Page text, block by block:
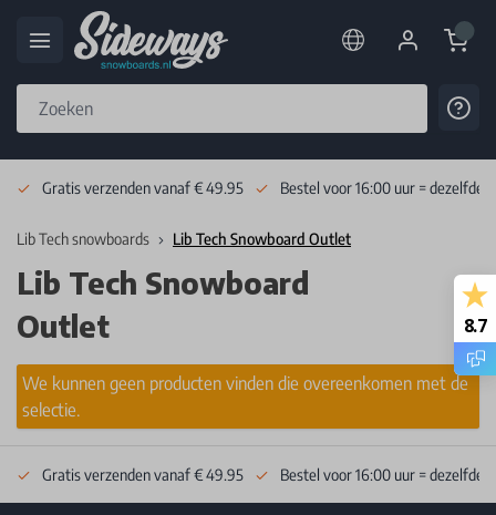
Cart
Gratis verzenden vanaf € 49.95 Bestel voor 16:00 uur = dezelfde
Lib Tech snowboards Lib Tech Snowboard Outlet
Lib Tech Snowboard
Outlet
We kunnen geen producten vinden die overeenkomen met de
selectie.
8.7
Gratis verzenden vanaf € 49.95 Bestel voor 16:00 uur = dezelfde